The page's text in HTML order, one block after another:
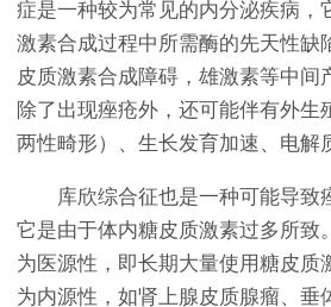
症是一种较为常见的内分泌疾病，
激素合成过程中所需酶的先天性缺
皮质激素合成障碍，雄激素等中间
除了出现痤疮外，还可能伴有外生
两性畸形）、生长发育加速、电解
库欣综合征也是一种可能导致
它是由于体内糖皮质激素过多所致
为医源性，即长期大量使用糖皮质
为内源性，如肾上腺皮质腺瘤、垂